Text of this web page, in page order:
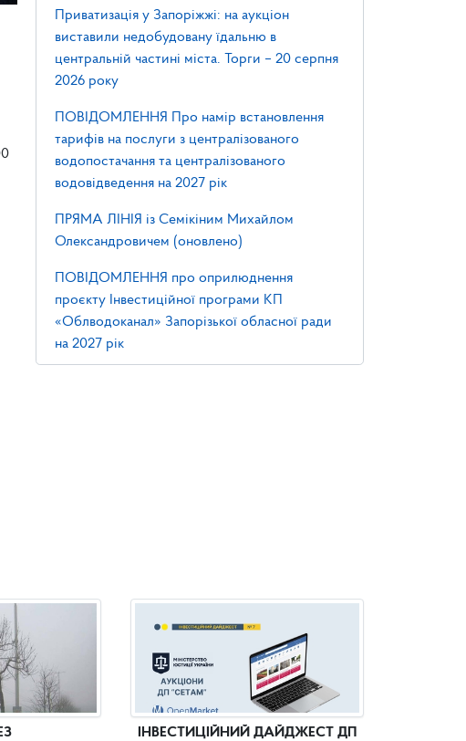
Приватизація у Запоріжжі: на аукціон
виставили недобудовану їдальню в
центральній частині міста. Торги – 20 серпня
2026 року
ПОВІДОМЛЕННЯ Про намір встановлення
тарифів на послуги з централізованого
водопостачання та централізованого
водовідведення на 2027 рік
ПРЯМА ЛІНІЯ із Семікіним Михайлом
Олександровичем (оновлено)
ПОВІДОМЛЕННЯ про оприлюднення
проєкту Інвестиційної програми КП
«Облводоканал» Запорізької обласної ради
на 2027 рік
ІНВЕСТИЦІЙНИЙ ДАЙДЖЕСТ ДП